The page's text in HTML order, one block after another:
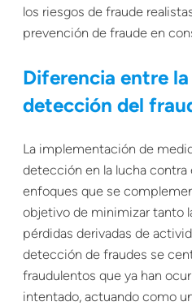
los riesgos de fraude
prevención de fraude en
Diferencia entre
detección del
La implementación de
detección en la lucha contra
enfoques que se
objetivo de minimizar tanto
pérdidas derivadas de
detección de fraudes se
fraudulentos que ya han
intentado, actuando como